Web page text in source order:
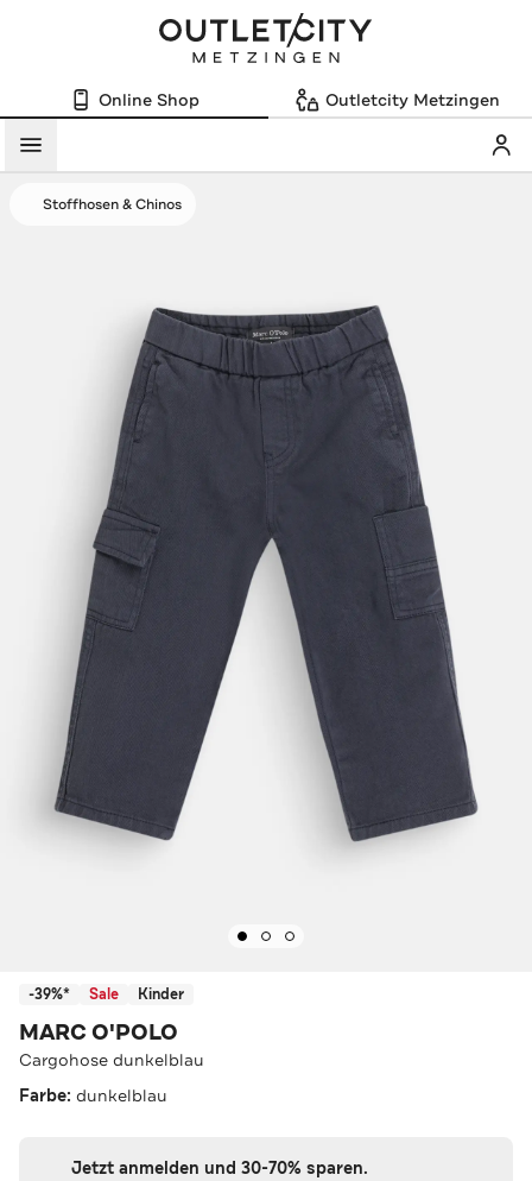
Online Shop Outletcity Metzingen
Menü
Stoffhosen & Chinos
-39%* Sale Kinder
MARC O'POLO
Cargohose dunkelblau
Farbe: dunkelblau
Jetzt anmelden und 30-70% sparen.